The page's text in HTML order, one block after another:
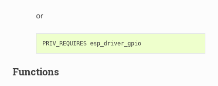
or
PRIV_REQUIRES esp_driver_gpio
Functions